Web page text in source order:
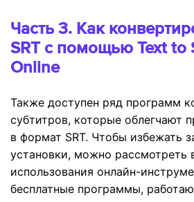
Часть 3. Как
SRT с помощью Text to
Online
Также доступен ряд программ
субтитров, которые облегчают
в формат SRT. Чтобы избежать
установки, можно рассмотреть
использования онлайн-
бесплатные программы,